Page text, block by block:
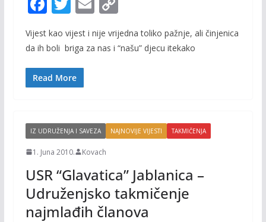
ac
e
b
o
k
itt
er
ai
o
p
k
Vijest kao vijest i nije vrijedna toliko pažnje, ali činjenica
da ih boli briga za nas i “našu” djecu itekako
Read More
IZ UDRUŽENJA I SAVEZA NAJNOVIJE VIJESTI TAKMIČENJA
1. Juna 2010. Kovach
USR “Glavatica” Jablanica –
Udruženjsko takmičenje
najmlađih članova